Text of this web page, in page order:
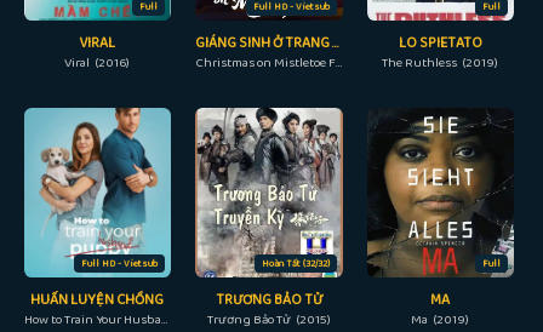
Full
VIRAL
Viral (2016)
Full HD - Vietsub
GIÁNG SINH Ở TRANG TRẠI TẦM GỬI
Christmas on Mistletoe Farm (2022)
Full
LO SPIETATO
The Ruthless (2019)
Full HD - Vietsub
HUẤN LUYỆN CHỒNG
How to Train Your Husband (2018)
Hoàn Tất (32/32)
TRƯƠNG BẢO TỬ
Trương Bảo Tử (2015)
Full
MA
Ma (2019)